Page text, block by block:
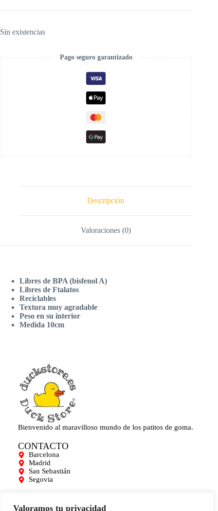
Valoramos tu privacidad
Sin existencias
Pago seguro garantizado
Descripción
Valoraciones (0)
Libres de BPA (bisfenol A)
Libres de Ftalatos
Reciclables
Textura muy agradable
Peso en su interior
Medida 10cm
Bienvenido al maravilloso mundo de los patitos de goma.
CONTACTO
Barcelona
Madrid
San Sebastián
Segovia
Mi cuenta